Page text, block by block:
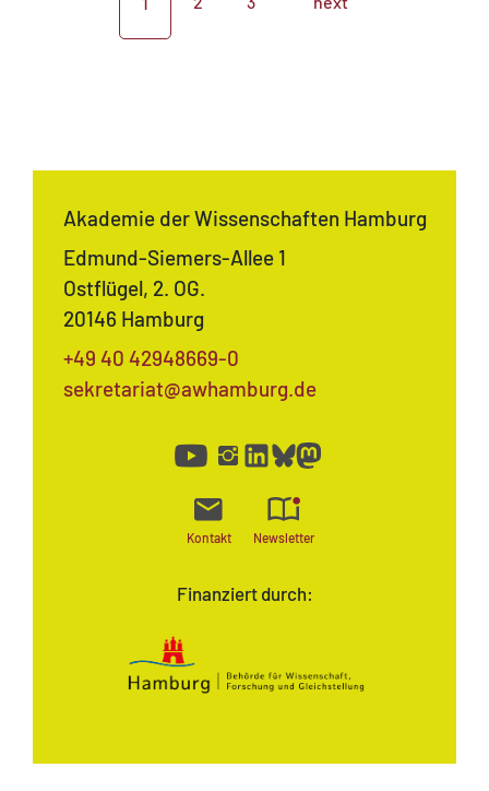
Finanziert durch:
Akademie der Wissenschaften Hamburg
Edmund-Siemers-Allee 1
Ostflügel, 2. OG.
20146 Hamburg
+49 40 42948669-0
sekretariat@awhamburg.de
Kontakt Newsletter